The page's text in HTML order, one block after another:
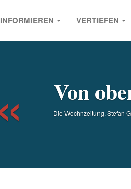
INFORMIEREN VERTIEFEN
Von
Die Wochnzeitung. Stefan